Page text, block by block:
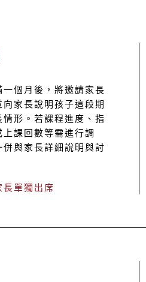
個月後，將邀請家長
家長說明孩子這段期
形。若課程進度、指
課回數等需進行調
與家長詳細說明與討
單獨出席